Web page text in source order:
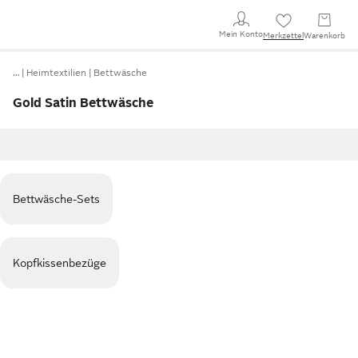
Mein KontoMerkzettel Warenkorb
… Heimtextilien Bettwäsche
Gold Satin Bettwäsche
Bettwäsche-Sets
Kopfkissenbezüge